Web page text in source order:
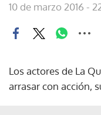
10 de marzo 2016 -
Los actores de La
arrasar con acción,